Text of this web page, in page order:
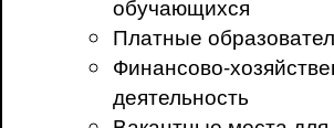
Платные
Финансово-
деятельность